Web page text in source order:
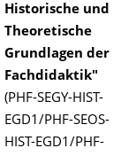
Historische und
Theoretische
Grundlagen der
Fachdidaktik"
(PHF-SEGY-HIST-
EGD1/PHF-SEOS-
HIST-EGD1/PHF-